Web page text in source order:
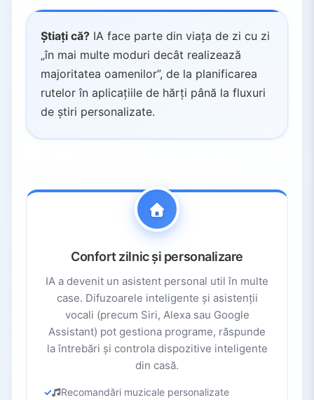
Știați că? IA face parte din viața de zi cu zi
„în mai multe moduri decât realizează
majoritatea oamenilor”, de la planificarea
rutelor în aplicațiile de hărți până la fluxuri
de știri personalizate.
Confort zilnic și personalizare
IA a devenit un asistent personal util în multe
case. Difuzoarele inteligente și asistenții
vocali (precum Siri, Alexa sau Google
Assistant) pot gestiona programe, răspunde
la întrebări și controla dispozitive inteligente
din casă.
Recomandări muzicale personalizate